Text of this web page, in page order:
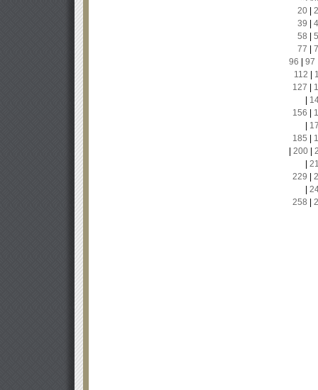
20|
39
58
77
96
97
112
127
156
185
200|
229
258